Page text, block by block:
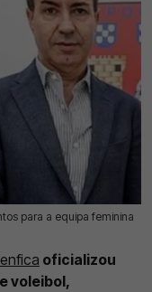
para a equipa feminina
oficializou
voleibol,